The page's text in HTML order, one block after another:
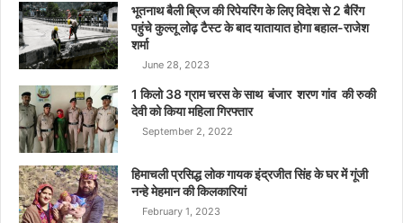
भूतनाथ बैली ब्रिज की रिपेयरिंग के लिए विदेश से 2 बैरिंग
पहुंचे कुल्लू लोढ़ टैस्ट के बाद यातायात होगा बहाल-राजेश
शर्मा
June 28, 2023
1 किलो 38 ग्राम चरस के साथ बंजार शरण गांव की रुकी
देवी को किया महिला गिरफ्तार
September 2, 2022
हिमाचली प्रसिद्ध लोक गायक इंद्रजीत सिंह के घर में गूंजी
नन्हे मेहमान की किलकारियां
February 1, 2023